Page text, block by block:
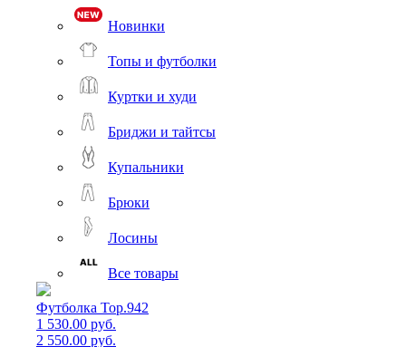
Новинки
Топы и футболки
Куртки и худи
Бриджи и тайтсы
Купальники
Брюки
Лосины
Все товары
Футболка Top.942
1 530.00 руб.
2 550.00 руб.